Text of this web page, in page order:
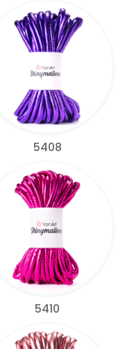
5408
5410